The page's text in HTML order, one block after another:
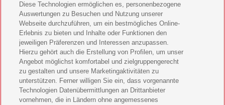
11 Freunde Geschenkabo verschenken
LEGO Ninjago Magazin Geschenkabo verschenken
Brigitte Geschenkabo verschenken
GEOlino Geschenkabo verschenken
Stern Crime Geschenkabo verschenken
Diese Technologien ermöglichen es, personenbezogene
Auswertungen zu Besuchen und Nutzung unserer
Webseite durchzuführen, um ein bestmögliches Online-
Erlebnis zu bieten und Inhalte oder Funktionen den
jeweiligen Präferenzen und Interessen anzupassen.
Hierzu gehört auch die Erstellung von Profilen, um unser
Angebot möglichst komfortabel und zielgruppengerecht
zu gestalten und unsere Marketingaktivitäten zu
unterstützen. Ferner willigen Sie ein, dass vorgenannte
Technologien Datenübermittlungen an Drittanbieter
vornehmen, die in Ländern ohne angemessenes